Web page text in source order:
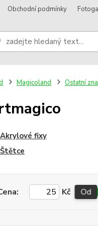
Obchodní podmínky
Magicoland Ostatní
Akrylové fixy
Štětce
Kč Od